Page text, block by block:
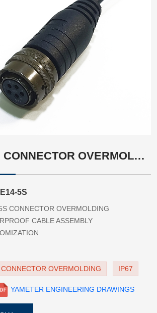
PT05E14-5S CONNECTOR OVERMOLDING WATERPROOF CABLE ASSEMBLY CUSTOMIZATION
5S
CONNECTOR OVERMOLDING
CABLE ASSEMBLY
CONNECTOR OVERMOLDING IP67
YAMETER ENGINEERING DRAWINGS